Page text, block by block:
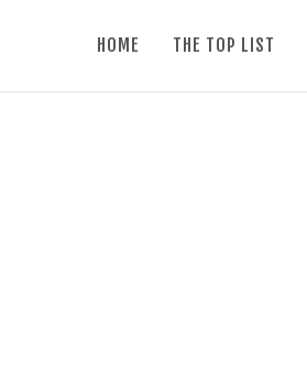
HOME THE TOP LIST